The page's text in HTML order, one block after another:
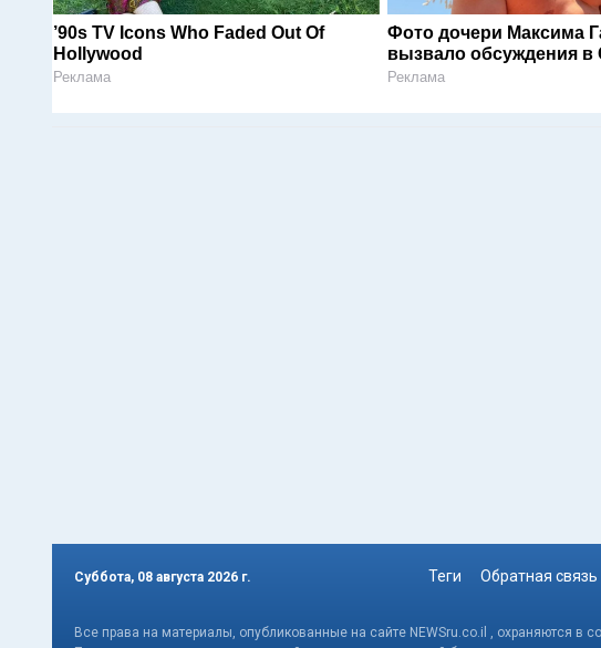
’90s TV Icons Who Faded Out Of
Hollywood
Реклама
Фото дочери Максима
вызвало обсуждения в
Реклама
Суббота, 08 августа 2026 г. Теги Обратная связь
Все права на материалы, опубликованные на сайте NEWSru.co.il , охраняются в